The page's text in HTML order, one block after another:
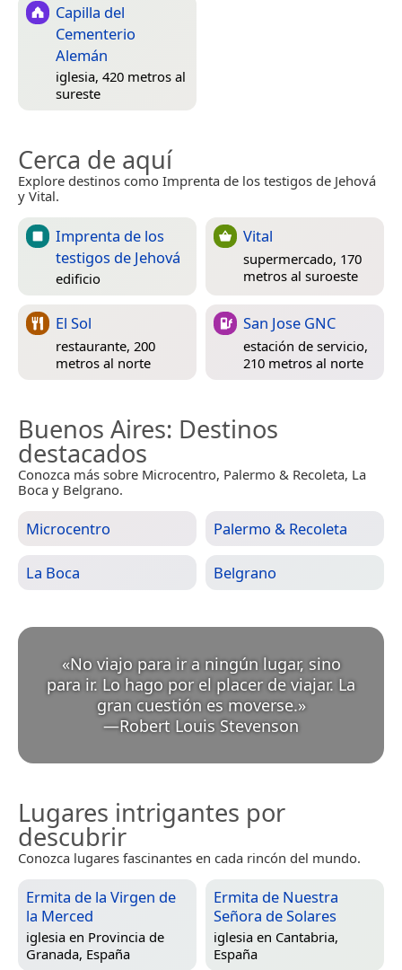
Capilla del
Cementerio
Alemán
iglesia, 420 metros al
sureste
Cerca de aquí
Explore destinos como Imprenta de los testigos de Jehová
y Vital.
Imprenta de los
testigos de Jehová
edificio
Vital
supermercado, 170
metros al suroeste
El Sol
restaurante, 200
metros al norte
San Jose GNC
estación de servicio,
210 metros al norte
Buenos Aires: Destinos
destacados
Conozca más sobre Microcentro, Palermo & Recoleta, La
Boca y Belgrano.
Microcentro Palermo & Recoleta
La Boca Belgrano
«No viajo para ir a ningún lugar, sino
para ir. Lo hago por el placer de viajar. La
gran cuestión es moverse. »
—Robert Louis Stevenson
Lugares intrigantes por
descubrir
Conozca lugares fascinantes en cada rincón del mundo.
Ermita de la Virgen de
la Merced
iglesia en Provincia de
Granada, España
Ermita de Nuestra
Señora de Solares
iglesia en Cantabria,
España